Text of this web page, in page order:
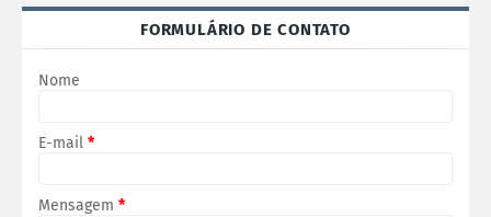
FORMULÁRIO DE CONTATO
Nome
E-mail *
Mensagem *